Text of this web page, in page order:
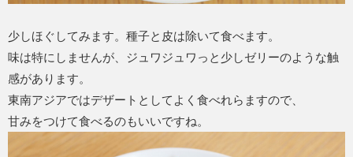
少しほぐしてみます。種子と皮は除いて食べます。
味は特にしませんが、ジュワジュワっと少しゼリーのような触
感があります。
東南アジアではデザートとしてよく食べれらますので、
甘みをつけて食べるのもいいですね。